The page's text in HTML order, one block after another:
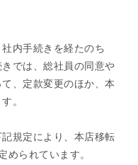
内手続きを経たのち
では、総社員の同意や
、定款変更のほか、本
。
規定により、本店移転
められています。